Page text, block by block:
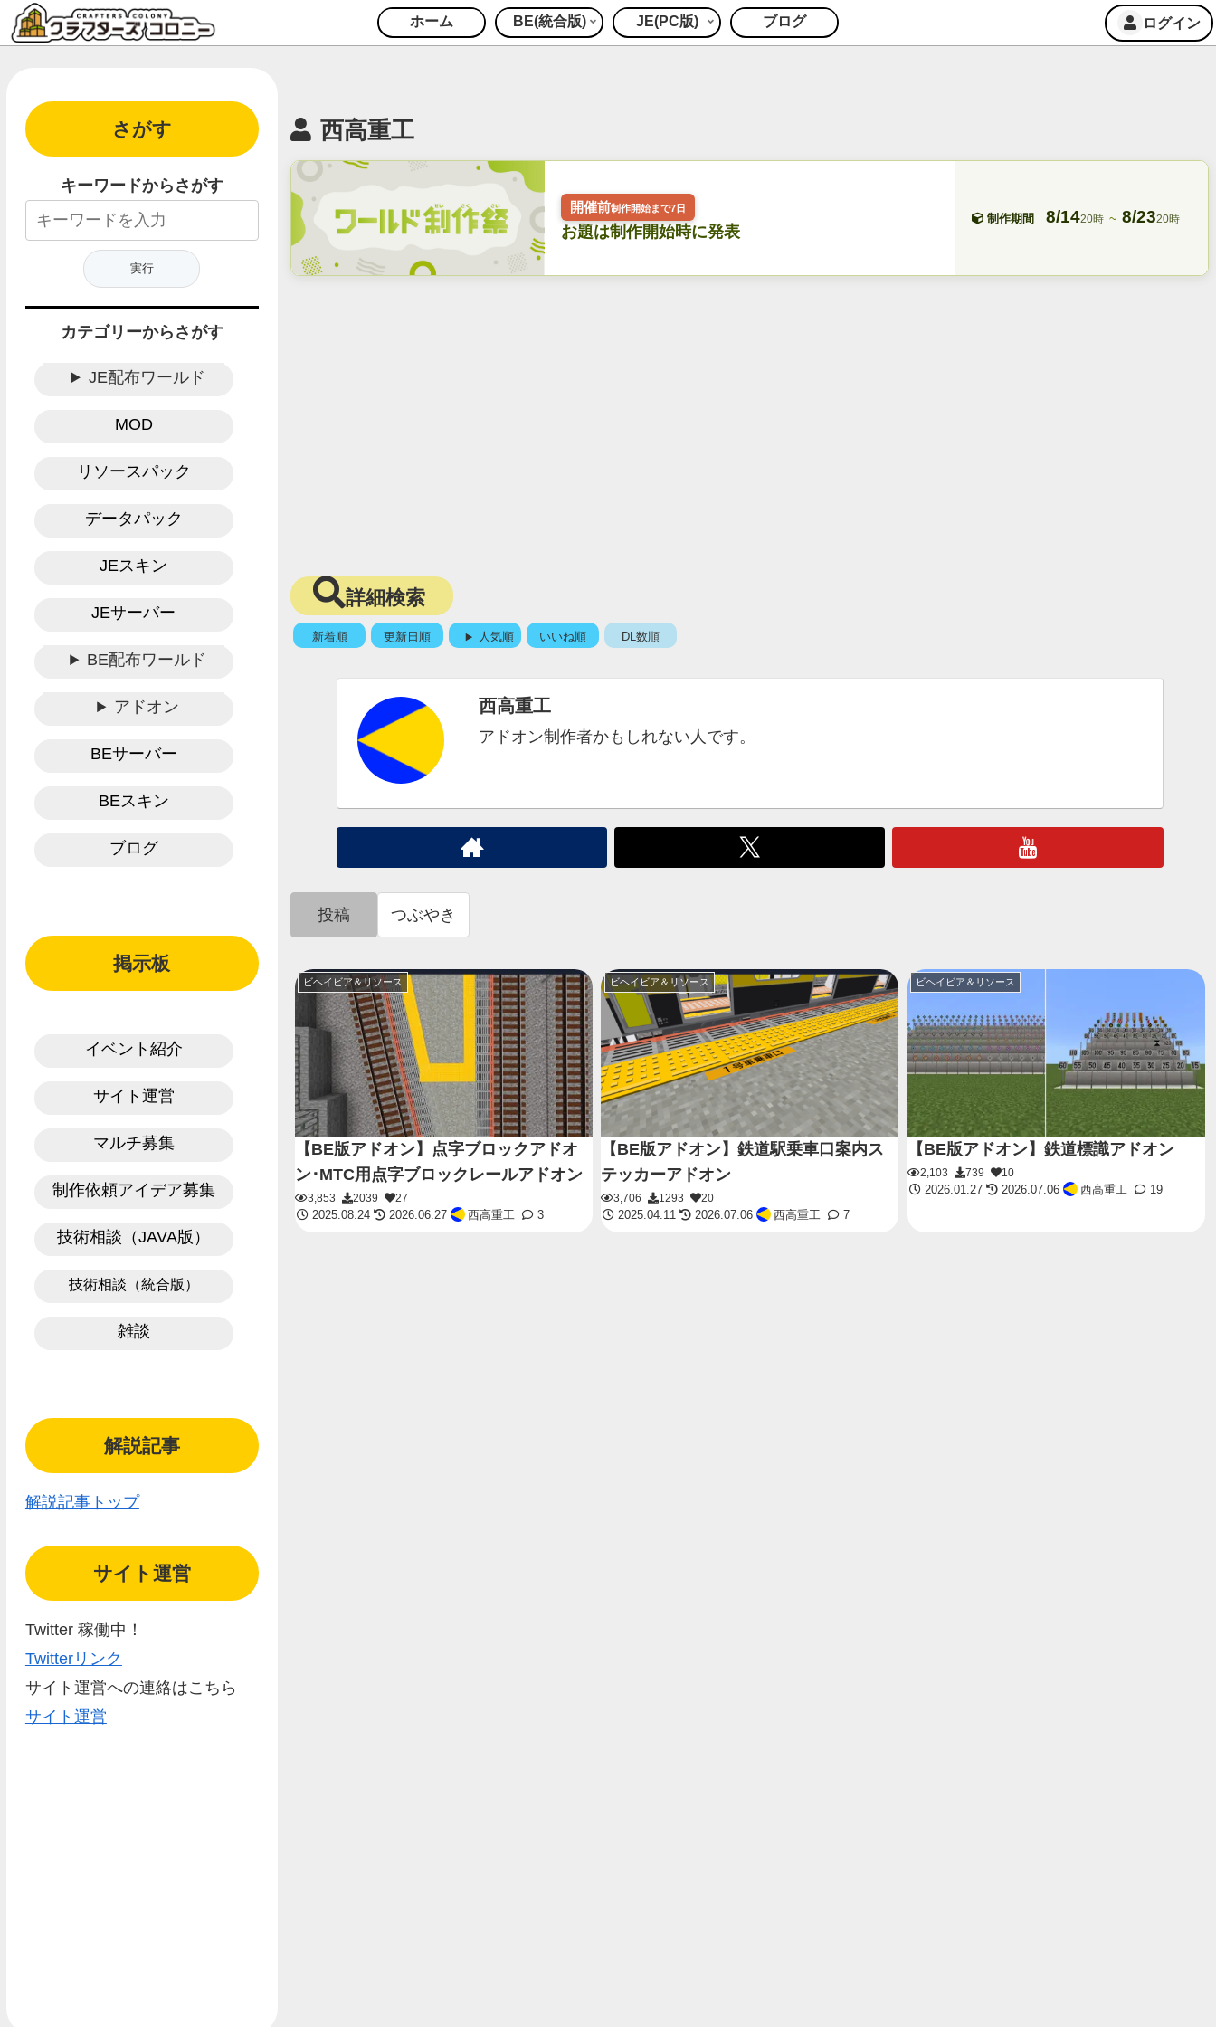
ホーム BE(統合版) JE(PC版) ブログ ログイン
西高重工
開催前制作開始まで7日
お題は制作開始時に発表
制作期間 8/1420時 ~ 8/2320時
詳細検索
新着順 更新日順 人気順 いいね順 DL数順
西高重工
アドオン制作者かもしれない人です。
投稿 つぶやき
ビヘイビア＆リソース
【BE版アドオン】点字ブロックアドオ
ン･MTC用点字ブロックレールアドオン
3,853 2039
27
2025.08.24
2026.06.27 西高重工 3
ビヘイビア＆リソース
【BE版アドオン】鉄道駅乗車口案内ス
テッカーアドオン
3,706 1293
20
2025.04.11
2026.07.06 西高重工 7
ビヘイビア＆リソース
【BE版アドオン】鉄道標識アドオン
2,103 739
10
2026.01.27
2026.07.06 西高重工 19
さがす
キーワードからさがす
カテゴリーからさがす
JE配布ワールド
MOD
リソースパック
データパック
JEスキン
JEサーバー
BE配布ワールド
アドオン
BEサーバー
BEスキン
ブログ
掲示板
イベント紹介
サイト運営
マルチ募集
制作依頼アイデア募集
技術相談（JAVA版）
技術相談（統合版）
雑談
解説記事
解説記事トップ
サイト運営
Twitter 稼働中！
Twitterリンク
サイト運営への連絡はこちら
サイト運営